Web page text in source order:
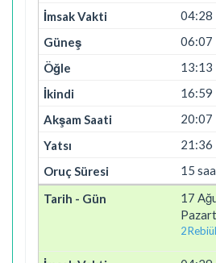
04:28
06:07
13:13
16:59
20:07
21:36
15
17
2